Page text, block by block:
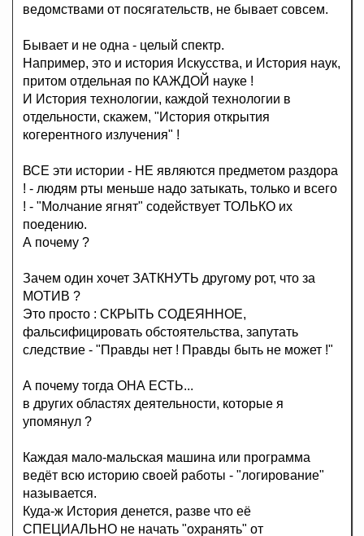
ведомствами от посягательств, не бывает совсем.
Бывает и не одна - целый спектр.
Например, это и история Искусства, и История наук,
притом отдельная по КАЖДОЙ науке !
И История технологии, каждой технологии в
отдельности, скажем, "История открытия
когерентного излучения" !
ВСЕ эти истории - НЕ являются предметом раздора
! - людям рты меньше надо затыкать, только и всего
! - "Молчание ягнят" содействует ТОЛЬКО их
поедению.
А почему ?
Зачем один хочет ЗАТКНУТЬ другому рот, что за
МОТИВ ?
Это просто : СКРЫТЬ СОДЕЯННОЕ,
фальсифицировать обстоятельства, запутать
следствие - "Правды нет ! Правды быть не может !"
А почему тогда ОНА ЕСТЬ...
в других областях деятельности, которые я
упомянул ?
Каждая мало-мальская машина или программа
ведёт всю историю своей работы - "логирование"
называется.
Куда-ж История денется, разве что её
СПЕЦИАЛЬНО не начать "охранять" от